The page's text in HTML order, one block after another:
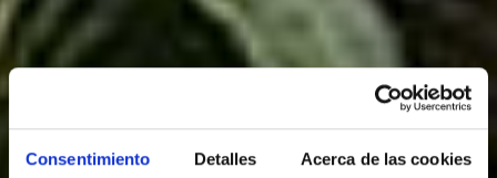
Consentimiento Detalles Acerca de las cookies